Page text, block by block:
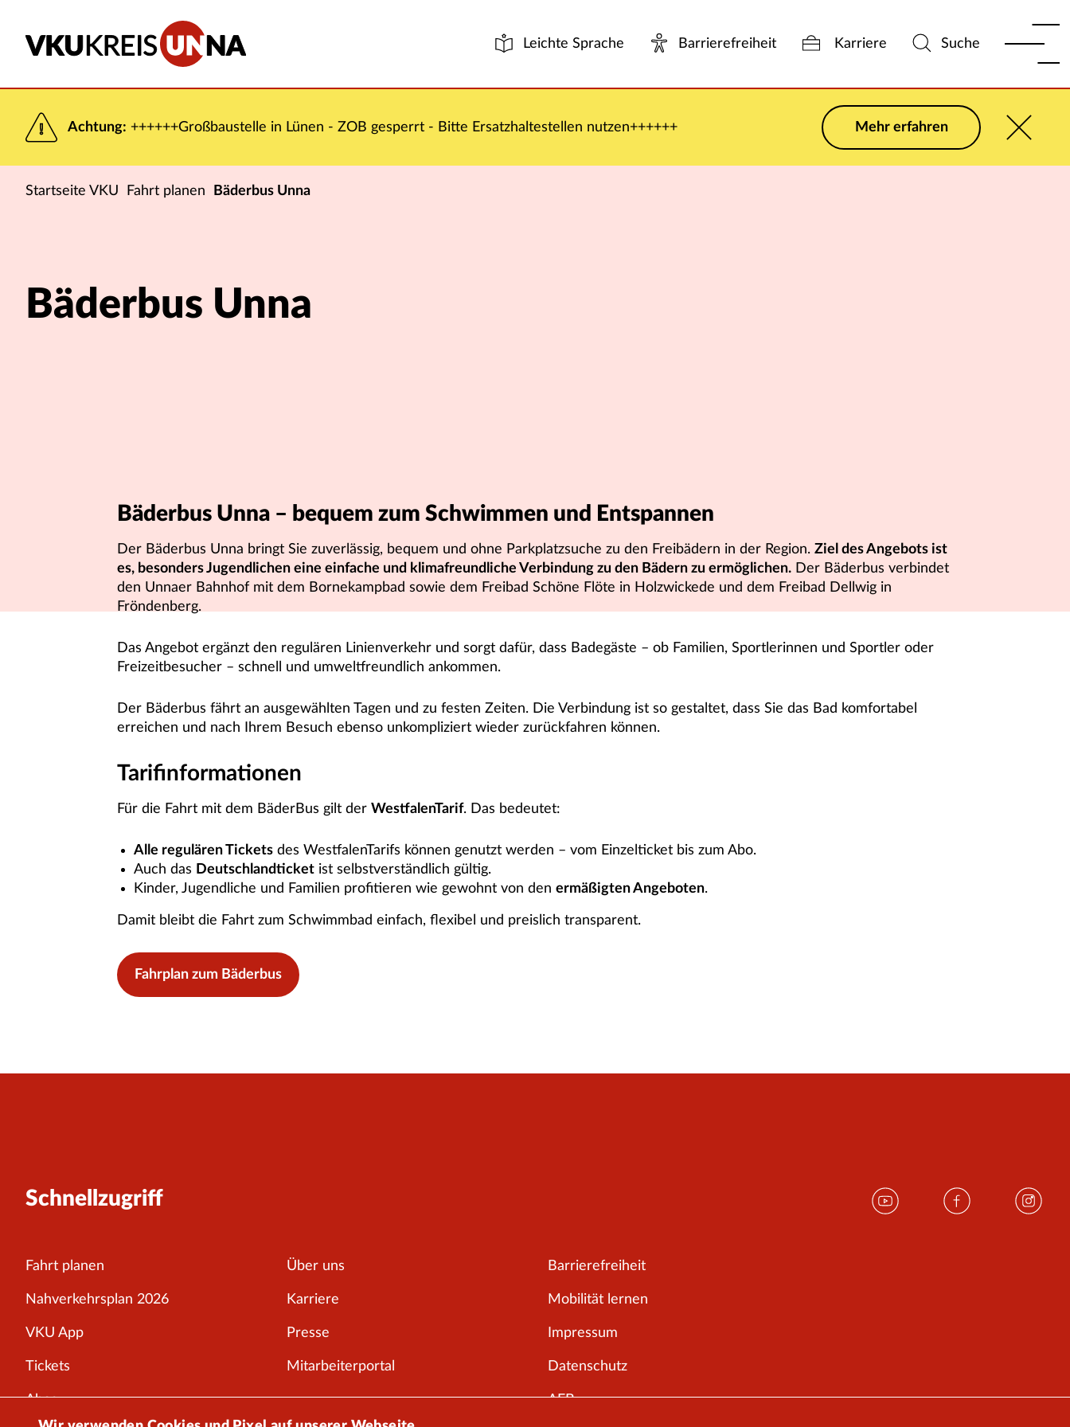
Leichte Sprache Barrierefreiheit Karriere Suche
Achtung: ++++++Großbaustelle in Lünen - ZOB gesperrt - Bitte Ersatzhaltestellen nutzen++++++ Mehr erfahren
Startseite VKU Fahrt planen Bäderbus Unna
Bäderbus Unna
Bäderbus Unna – bequem zum Schwimmen und Entspannen
Der Bäderbus Unna bringt Sie zuverlässig, bequem und ohne Parkplatzsuche zu den Freibädern in der Region. Ziel des Angebots ist
es, besonders Jugendlichen eine einfache und klimafreundliche Verbindung zu den Bädern zu ermöglichen. Der Bäderbus verbindet
den Unnaer Bahnhof mit dem Bornekampbad sowie dem Freibad Schöne Flöte in Holzwickede und dem Freibad Dellwig in
Fröndenberg.
Das Angebot ergänzt den regulären Linienverkehr und sorgt dafür, dass Badegäste – ob Familien, Sportlerinnen und Sportler oder
Freizeitbesucher – schnell und umweltfreundlich ankommen.
Der Bäderbus fährt an ausgewählten Tagen und zu festen Zeiten. Die Verbindung ist so gestaltet, dass Sie das Bad komfortabel
erreichen und nach Ihrem Besuch ebenso unkompliziert wieder zurückfahren können.
Tarifinformationen
Für die Fahrt mit dem BäderBus gilt der WestfalenTarif. Das bedeutet:
Alle regulären Ticketsdes WestfalenTarifs können genutzt werden – vom Einzelticket bis zum Abo.
Auch das Deutschlandticketist selbstverständlich gültig.
Kinder, Jugendliche und Familien profitieren wie gewohnt von den ermäßigten Angeboten.
Damit bleibt die Fahrt zum Schwimmbad einfach, flexibel und preislich transparent.
Fahrplan zum Bäderbus
Schnellzugriff
Fahrt planen
Nahverkehrsplan 2026
VKU App
Tickets
Abos
Über uns
Karriere
Presse
Mitarbeiterportal
Barrierefreiheit
Mobilität lernen
Impressum
Datenschutz
AEB